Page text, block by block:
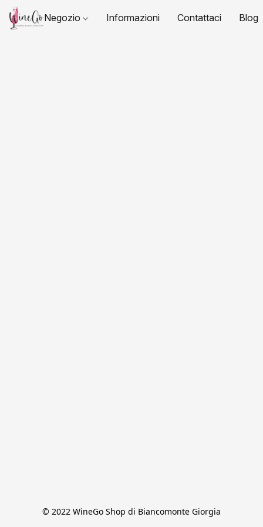
Negozio Informazioni Contattaci Blog
© 2022 WineGo Shop di Biancomonte Giorgia